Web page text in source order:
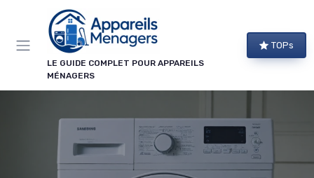
LE GUIDE COMPLET POUR APPAREILS
MÉNAGERS
TOPs
Panneau de gestion des cookies